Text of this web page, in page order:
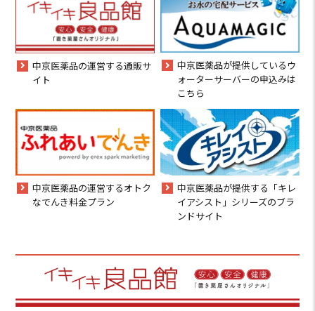
中京医薬品の運営する通販サ
イト
中京医薬品が提供しているウ
ォーターサーバーの申込みは
こちら
中京医薬品の運営するオトク
なでんき料金プラン
中京医薬品が提供する「キレ
イアシスト」シリーズのブラ
ンドサイト